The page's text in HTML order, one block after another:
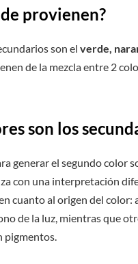
provienen?
son el verde,
de la mezcla entre 2
son los
generar el segundo color
con una interpretación
cuanto al origen del color:
de la luz, mientras que
pigmentos.